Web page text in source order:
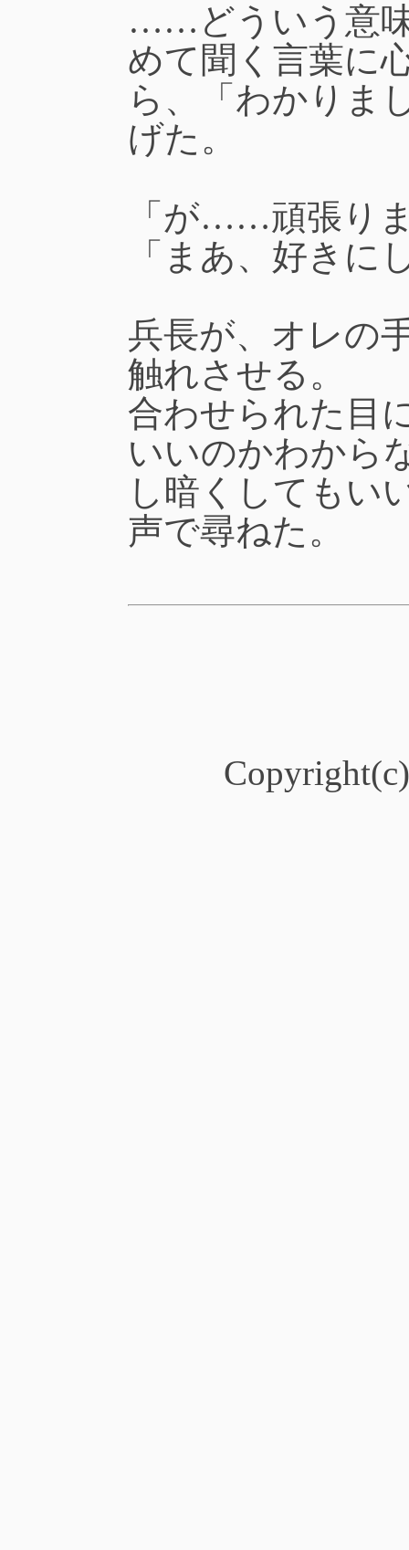
……どういう意
めて聞く言葉に
ら、「わかりま
げた。
「が……頑張り
「まあ、好きに
兵長が、オレの
触れさせる。
合わせられた目
いいのかわから
し暗くしてもい
声で尋ねた。